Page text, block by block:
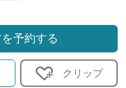
予約する
クリップ